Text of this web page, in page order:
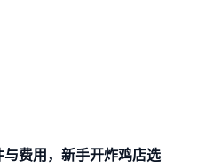
费用，新手开炸鸡店选